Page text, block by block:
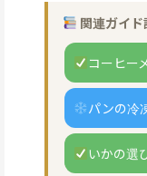
関連ガイド
コーヒー
パンの冷
いかの選